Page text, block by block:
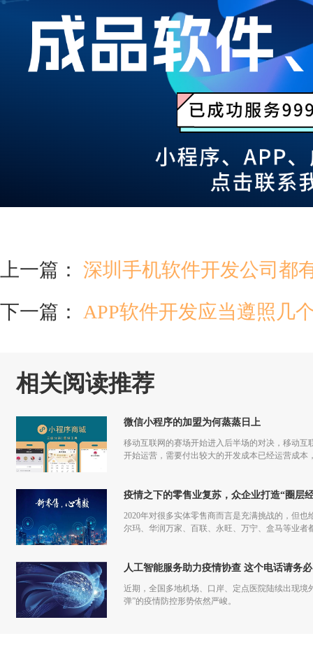
上一篇： 深圳手机软件开发公司都
下一篇： APP软件开发应当遵照几
相关阅读推荐
微信小程序的加盟为何蒸蒸日上
移动互联网的赛场开始进入后半场的对决，移动
开始运营，需要付出较大的开发成本已经运营成
疫情之下的零售业复苏，众企业打造“圈层
2020年对很多实体零售商而言是充满挑战的，但
尔玛、华润万家、百联、永旺、万宁、盒马等业
人工智能服务助力疫情协查 这个电话请务
近期，全国多地机场、口岸、定点医院陆续出现
弹”的疫情防控形势依然严峻。